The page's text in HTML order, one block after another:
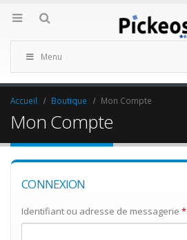
Menu
Accueil Boutique Mon Compte
Mon Compte
CONNEXION
Identifiant ou adresse de messagerie *